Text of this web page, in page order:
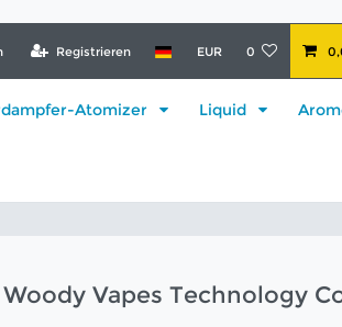
Registrieren EUR 0
Atomizer Liquid
Vapes Technology